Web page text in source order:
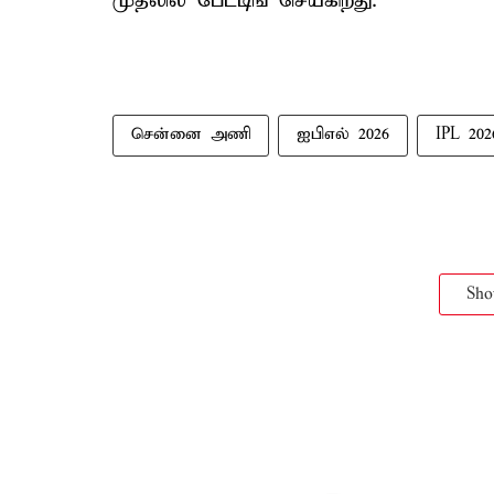
சென்னை அணி ஐபிஎல் 2026 IPL